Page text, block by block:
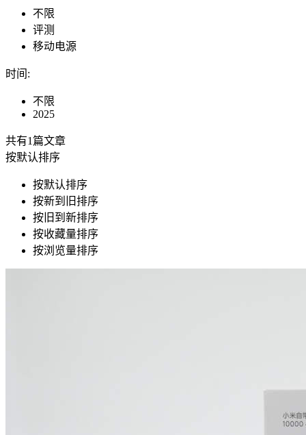
不限
评测
移动电源
时间 :
不限
2025
共有1篇文章
按默认排序
按默认排序
按新到旧排序
按旧到新排序
按收藏量排序
按浏览量排序